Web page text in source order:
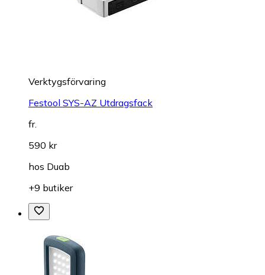
Verktygsförvaring
Festool SYS-AZ Utdragsfack
fr.
590 kr
hos Duab
+9 butiker